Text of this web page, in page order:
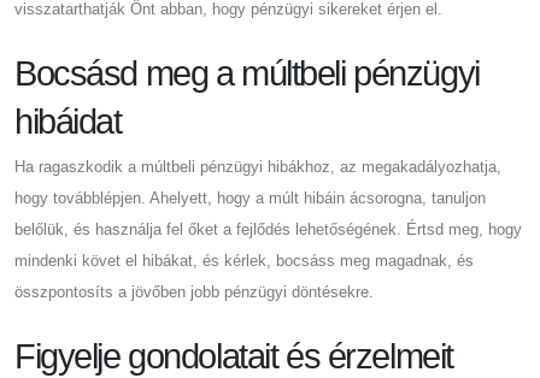
visszatarthatják Önt abban, hogy pénzügyi sikereket érjen el.
Bocsásd meg a múltbeli pénzügyi
hibáidat
Ha ragaszkodik a múltbeli pénzügyi hibákhoz, az megakadályozhatja,
hogy továbblépjen. Ahelyett, hogy a múlt hibáin ácsorogna, tanuljon
belőlük, és használja fel őket a fejlődés lehetőségének. Értsd meg, hogy
mindenki követ el hibákat, és kérlek, bocsáss meg magadnak, és
összpontosíts a jövőben jobb pénzügyi döntésekre.
Figyelje gondolatait és érzelmeit